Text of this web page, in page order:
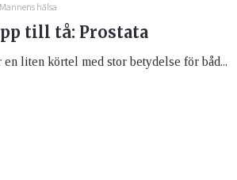
Mannens hälsa
till tå: Prostata
en liten körtel med stor betydelse för båd...